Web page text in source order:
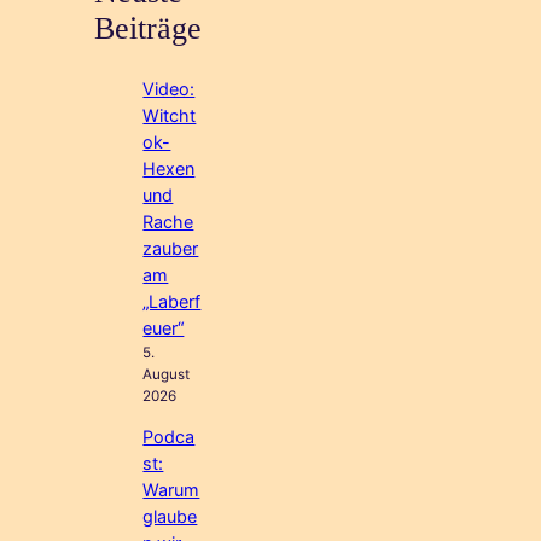
Beiträge
Video:
Witcht
ok-
Hexen
und
Rache
zauber
am
„Laberf
euer“
5.
August
2026
Podca
st:
Warum
glaube